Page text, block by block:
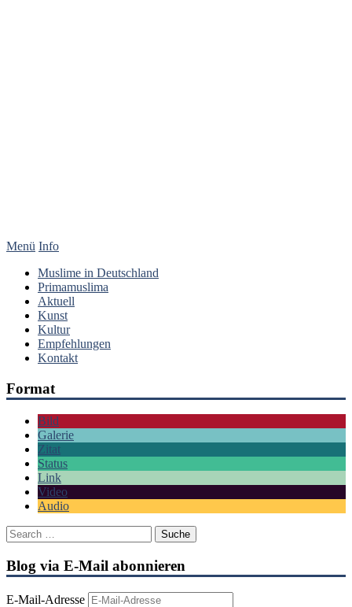
Menü Info
Muslime in Deutschland
Primamuslima
Aktuell
Kunst
Kultur
Empfehlungen
Kontakt
Format
Bild
Galerie
Zitat
Status
Link
Video
Audio
Blog via E-Mail abonnieren
E-Mail-Adresse